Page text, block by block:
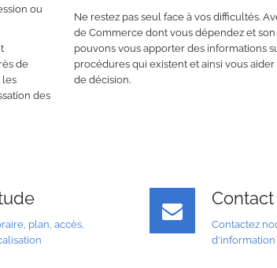
ou
de
les
des
Ne restez pas seul face à vos difficultés.
de Commerce dont vous dépendez et son
pouvons vous apporter des informations
procédures qui existent et ainsi vous aider
de décision.
plan, accès,
Contact
Contactez
d'information